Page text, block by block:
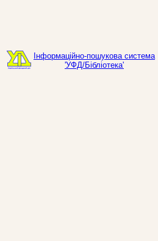
Інформаційно-пошукова система
'УФД/Бібліотека'